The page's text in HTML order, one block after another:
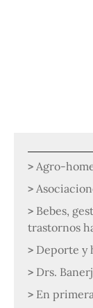
Agro-
Bebes,
trastornos
Deporte y
Drs.
En